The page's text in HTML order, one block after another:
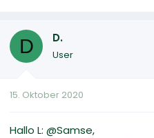
D D.
User
15. Oktober 2020
Hallo L: @Samse,